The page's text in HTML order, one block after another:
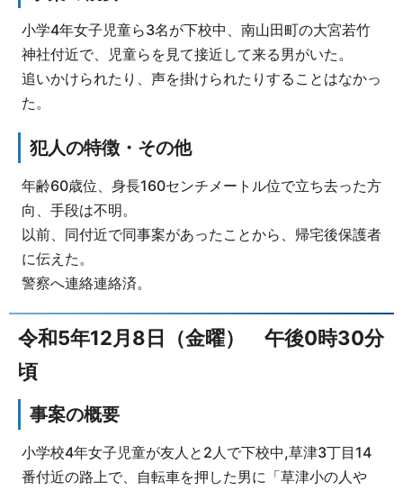
小学4年女子児童ら3名が下校中、南山田町の大宮若竹
神社付近で、児童らを見て接近して来る男がいた。
追いかけられたり、声を掛けられたりすることはなかっ
た。
犯人の特徴・その他
年齢60歳位、身長160センチメートル位で立ち去った方
向、手段は不明。
以前、同付近で同事案があったことから、帰宅後保護者
に伝えた。
警察へ連絡連絡済。
令和5年12月8日（金曜） 午後0時30分
頃
事案の概要
小学校4年女子児童が友人と2人で下校中,草津3丁目14
番付近の路上で、自転車を押した男に「草津小の人や